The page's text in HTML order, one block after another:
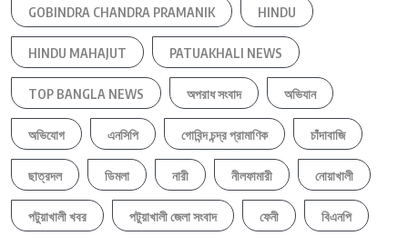
GOBINDRA CHANDRA PRAMANIK HINDU
HINDU MAHAJUT PATUAKHALI NEWS
TOP BANGLA NEWS অপরাধ সংবাদ অভিযান
অভিযোগ এনসিপি গোবিন্দ চন্দ্র প্রামাণিক চাঁদাবাজি
ছাত্রদল ডিমলা নারী নীলফামারী নোয়াখালী
পটুয়াখালী খবর পটুয়াখালী জেলা সংবাদ ফেনী বিএনপি